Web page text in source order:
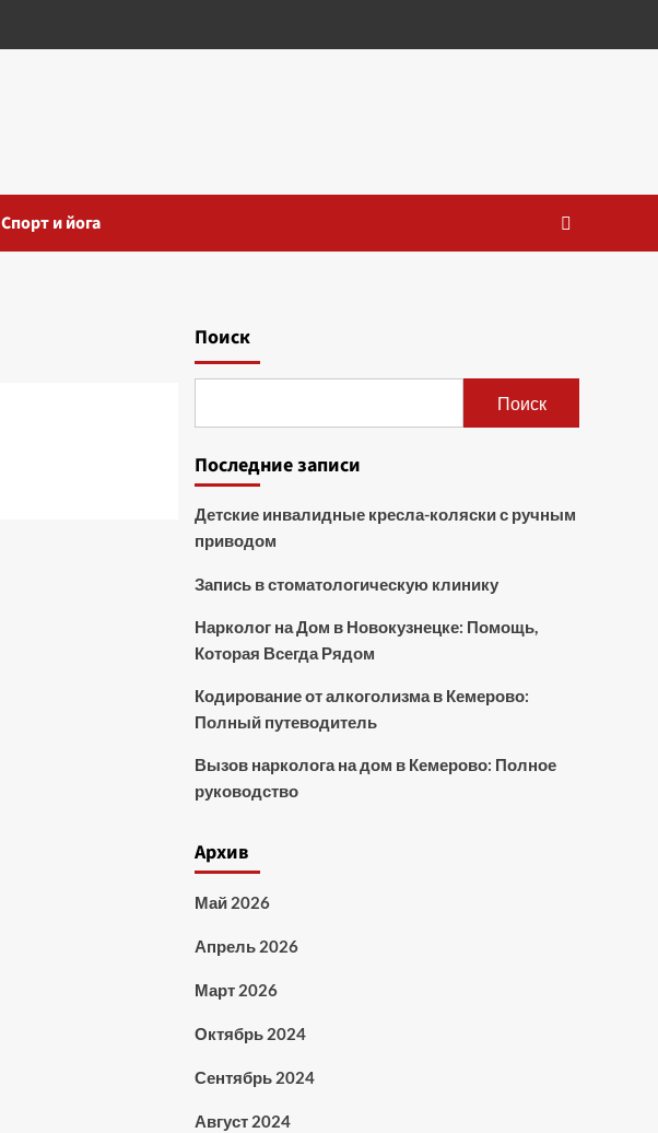
Спорт и йога
Поиск
Поиск
Последние записи
Детские инвалидные кресла-коляски с ручным
приводом
Запись в стоматологическую клинику
Нарколог на Дом в Новокузнецке: Помощь,
Которая Всегда Рядом
Кодирование от алкоголизма в Кемерово:
Полный путеводитель
Вызов нарколога на дом в Кемерово: Полное
руководство
Архив
Май 2026
Апрель 2026
Март 2026
Октябрь 2024
Сентябрь 2024
Август 2024